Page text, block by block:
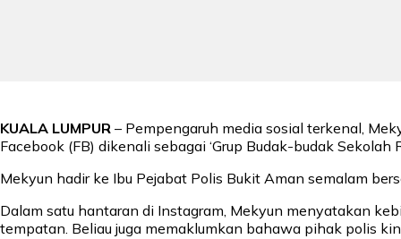
KUALA LUMPUR – Pempengaruh media sosial terkenal,
Facebook (FB) dikenali sebagai ‘Grup Budak-budak
Mekyun hadir ke Ibu Pejabat Polis Bukit Aman semalam
Dalam satu hantaran di Instagram, Mekyun menyatakan
tempatan. Beliau juga memaklumkan bahawa pihak polis